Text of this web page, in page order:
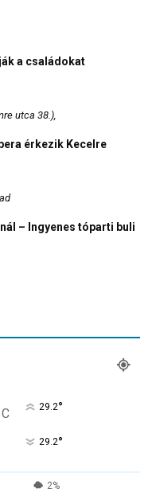
a családokat
utca 38.),
érkezik Kecelre
– Ingyenes tóparti buli
C 29.2°
29.2°
2%